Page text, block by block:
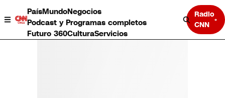
PaísMundoNegocios
Podcast y Programas completos
Futuro 360CulturaServicios
Radio
CNN